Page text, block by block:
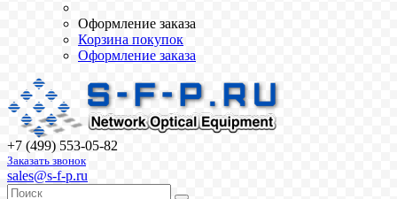
Оформление заказа
Корзина покупок
Оформление заказа
+7 (499) 553-05-82
Заказать звонок
sales@s-f-p.ru